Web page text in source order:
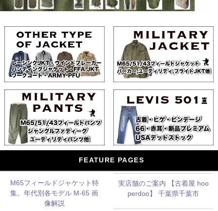
FEATURE PAGES
M65フィールドジャケット特
集。年代別各モデル M-65 画
像解説
実店舗のご案内 【古着屋 hoo
perdoo】 千葉県千葉市